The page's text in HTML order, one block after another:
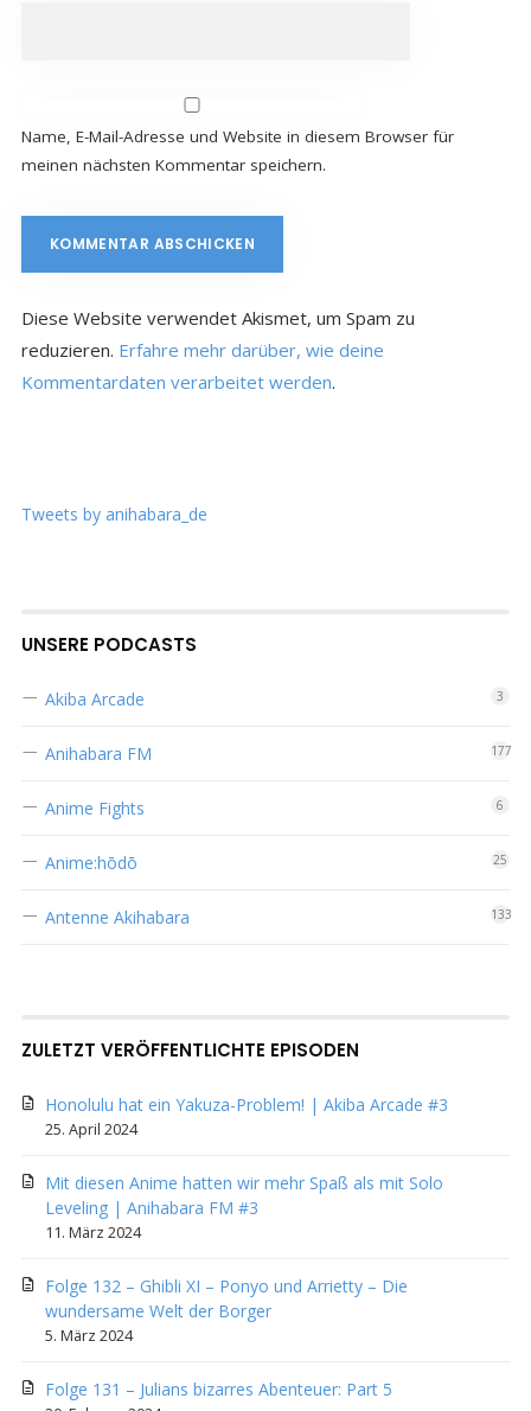
Name, E-Mail-Adresse und Website in diesem Browser für
meinen nächsten Kommentar speichern.
Diese Website verwendet Akismet, um Spam zu
reduzieren. Erfahre mehr darüber, wie deine
Kommentardaten verarbeitet werden.
Tweets by anihabara_de
UNSERE PODCASTS
Akiba Arcade 3
Anihabara FM 177
Anime Fights 6
Anime:hōdō 25
Antenne Akihabara 133
ZULETZT VERÖFFENTLICHTE EPISODEN
Honolulu hat ein Yakuza-Problem! | Akiba Arcade #3
25. April 2024
Mit diesen Anime hatten wir mehr Spaß als mit Solo
Leveling | Anihabara FM #3
11. März 2024
Folge 132 – Ghibli XI – Ponyo und Arrietty – Die
wundersame Welt der Borger
5. März 2024
Folge 131 – Julians bizarres Abenteuer: Part 5